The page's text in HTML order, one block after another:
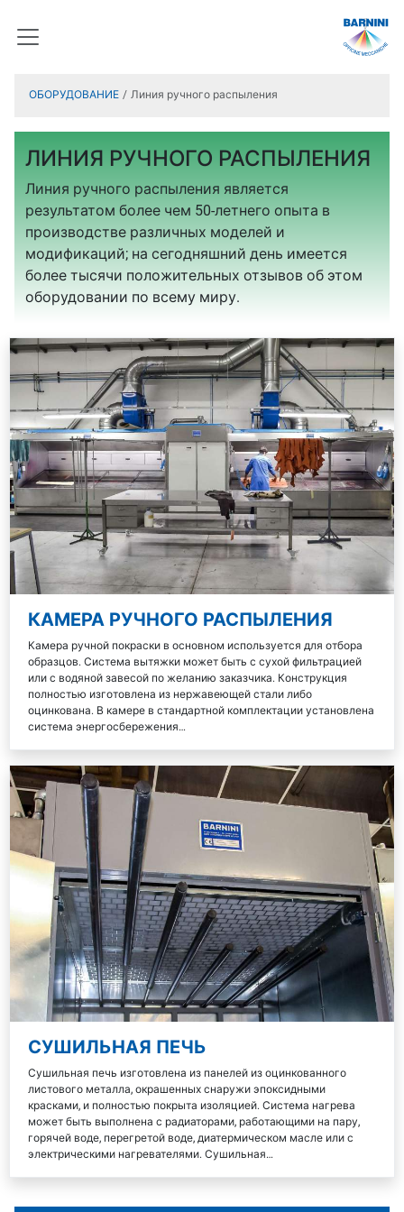
ОБОРУДОВАНИЕ Линия ручного распыления
ЛИНИЯ РУЧНОГО РАСПЫЛЕНИЯ
Линия ручного распыления является
результатом более чем 50-летнего опыта в
производстве различных моделей и
модификаций; на сегодняшний день имеется
более тысячи положительных отзывов об этом
оборудовании по всему миру.
КАМЕРА РУЧНОГО РАСПЫЛЕНИЯ
Камера ручной покраски в основном используется для отбора
образцов. Система вытяжки может быть с сухой фильтрацией
или с водяной завесой по желанию заказчика. Конструкция
полностью изготовлена из нержавеющей стали либо
оцинкована. В камере в стандартной комплектации установлена
система энергосбережения…
СУШИЛЬНАЯ ПЕЧЬ
Сушильная печь изготовлена из панелей из оцинкованного
листового металла, окрашенных снаружи эпоксидными
красками, и полностью покрыта изоляцией. Система нагрева
может быть выполнена с радиаторами, работающими на пару,
горячей воде, перегретой воде, диатермическом масле или с
электрическими нагревателями. Сушильная…